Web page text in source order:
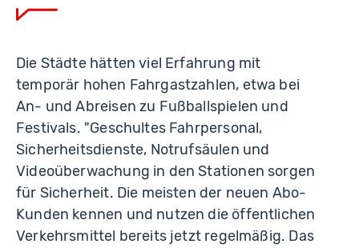
Die Städte hätten viel Erfahrung mit
temporär hohen Fahrgastzahlen, etwa bei
An- und Abreisen zu Fußballspielen und
Festivals. "Geschultes Fahrpersonal,
Sicherheitsdienste, Notrufsäulen und
Videoüberwachung in den Stationen sorgen
für Sicherheit. Die meisten der neuen Abo-
Kunden kennen und nutzen die öffentlichen
Verkehrsmittel bereits jetzt regelmäßig. Das